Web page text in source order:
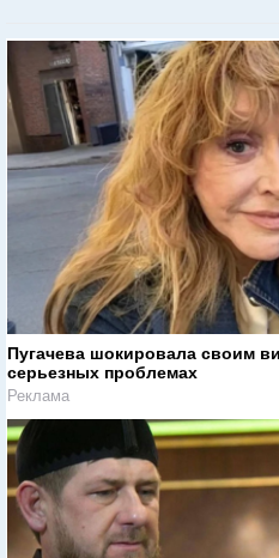
Пугачева шокировала своим
серьезных проблемах
Реклама